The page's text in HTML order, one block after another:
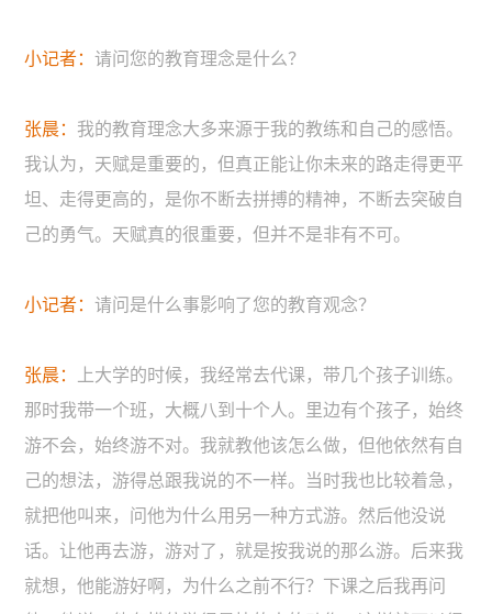
小记者：请问您的教育理念是什么？
张晨： 我的教育理念大多来源于我的教练和自己的感悟。
我认为，天赋是重要的，但真正能让你未来的路走得更平
坦、走得更高的，是你不断去拼搏的精神，不断去突破自
己的勇气。天赋真的很重要，但并不是非有不可。
小记者：请问是什么事影响了您的教育观念？
张晨：
上大学的时候，我经常去代课，带几个孩子训练。
那时我带一个班，大概八到十个人。里边有个孩子，始终
游不会，始终游不对。我就教他该怎么做，但他依然有自
己的想法，游得总跟我说的不一样。当时我也比较着急，
就把他叫来，问他为什么用另一种方式游。然后他没说
话。让他再去游，游对了，就是按我说的那么游。后来我
就想，他能游好啊，为什么之前不行？下课之后我再问